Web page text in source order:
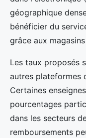
géographique
bénéficier du
grâce aux
Les taux proposés
autres plateformes
Certaines
pourcentages
dans les secteurs
remboursements